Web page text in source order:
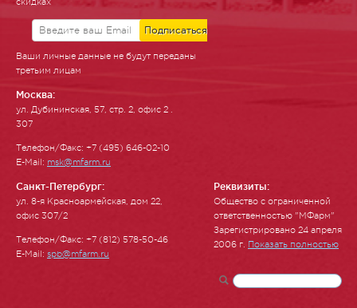
Ваши личные данные не будут переданы
третьим лицам
Москва:
ул. Ду­бинин­ская, 57, стр. 2, офис 2 .
307
Телефон/Факс: +7 (495) 646-02-10
E-Mail: msk@mfarm.ru
Санкт-Петербург:
ул. 8-я Красноармейская, дом 22,
офис 307/2
Телефон/Факс: +7 (812) 578-50-46
E-Mail: spb@mfarm.ru
Реквизиты:
Общество с ограниченной
ответственностью "МФарм"
Зарегистрировано 24 апреля
2006 г. Показать полностью